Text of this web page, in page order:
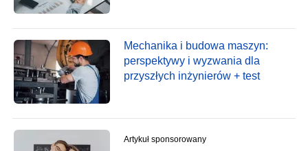
Mechanika i budowa maszyn:
perspektywy i wyzwania dla
przyszłych inżynierów + test
Artykuł sponsorowany